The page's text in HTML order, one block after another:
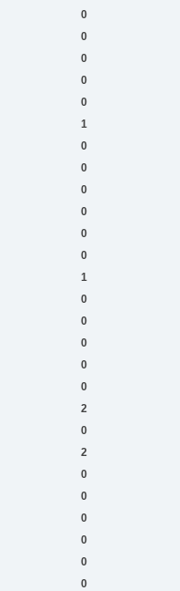
0
0
0
0
0
1
0
0
0
0
0
0
1
0
0
0
0
0
2
0
2
0
0
0
0
0
0